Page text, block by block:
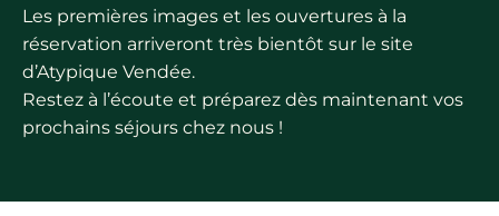
Les premières images et les ouvertures à la
réservation arriveront très bientôt sur le site
d’Atypique Vendée.
Restez à l’écoute et préparez dès maintenant vos
prochains séjours chez nous !